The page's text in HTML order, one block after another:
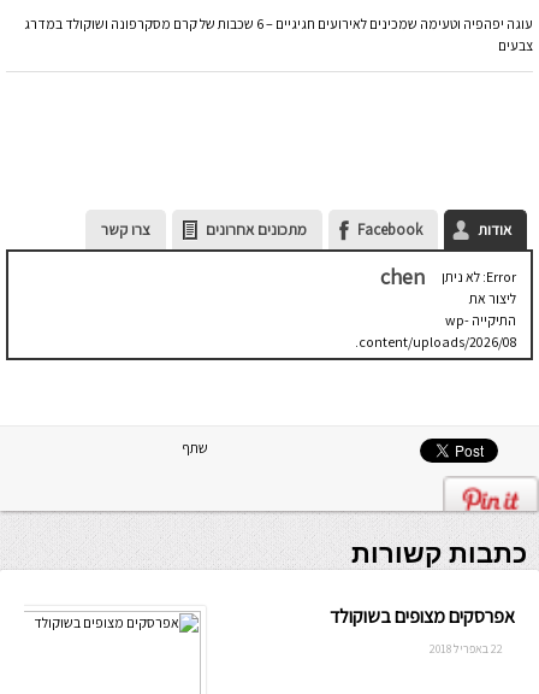
עוגה יפהפיה וטעימה שמכינים לאירועים חגיגיים – 6 שכבות של קרם מסקרפונה ושוקולד במדרג
צבעים
אודות Facebook מתכונים אחרונים צרו קשר
Error: לא ניתן
ליצור את
התיקייה wp-
content/uploads/2026/08.
יש לבדוק
chen
שתף
כתבות קשורות
אפרסקים מצופים בשוקולד
22 באפריל 2018